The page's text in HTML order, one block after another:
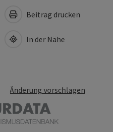
Beitrag drucken
In der Nähe
Änderung vorschlagen